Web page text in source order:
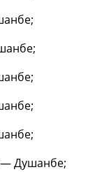
— Душанбе;